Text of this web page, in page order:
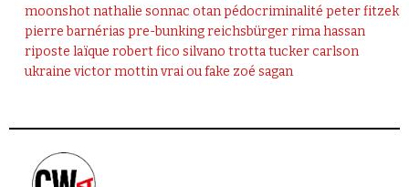
moonshotnathalie sonnac otanpédocriminalité peter fitzek
pierre barnérias pre-bunkingreichsbürgerrima hassan
riposte laïque robert fico silvano trottatucker carlson
ukraine victor mottinvrai ou fake zoé sagan